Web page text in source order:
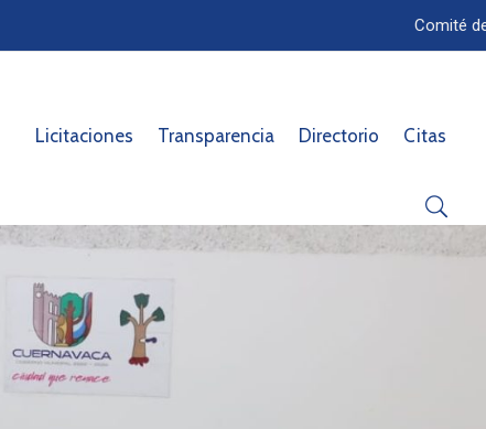
Comité
Licitaciones Transparencia Directorio Citas